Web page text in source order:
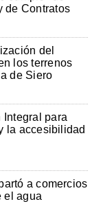
de Contratos
del
los terrenos
de Siero
Integral para
la accesibilidad
a comercios
el agua